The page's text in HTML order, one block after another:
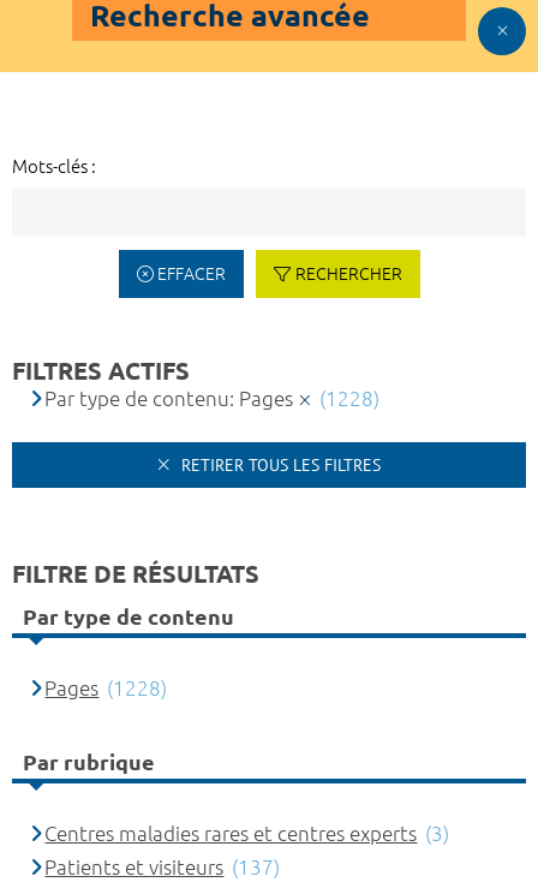
Recherche avancée
Mots-clés :
EFFACER RECHERCHER
FILTRES ACTIFS
Par type de contenu: Pages (1228)
RETIRER TOUS LES FILTRES
FILTRE DE RÉSULTATS
Par type de contenu
Pages (1228)
Par rubrique
Centres maladies rares et centres experts (3)
Patients et visiteurs (137)